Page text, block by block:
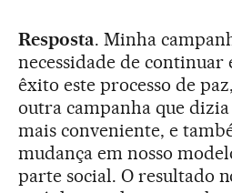
Resposta. Minha
necessidade de
êxito este processo de
outra campanha que dizia
mais conveniente, e
mudança em nosso
parte social. O resultado